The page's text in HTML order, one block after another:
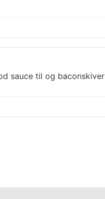
sauce til og baconskiver